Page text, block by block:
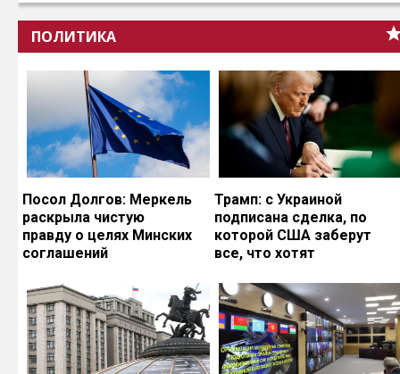
ПОЛИТИКА
Посол Долгов: Меркель
раскрыла чистую
правду о целях Минских
соглашений
Трамп: с Украиной
подписана сделка, по
которой США заберут
все, что хотят